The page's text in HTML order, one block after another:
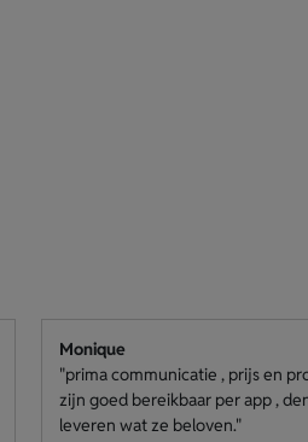
Monique
"prima communicatie , prijs en
zijn goed bereikbaar per app ,
leveren wat ze beloven."